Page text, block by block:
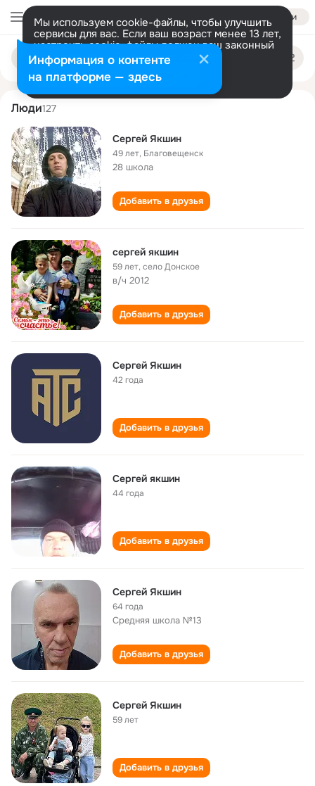
Войти
Мы используем cookie-файлы, чтобы улучшить
сервисы для вас. Если ваш возраст менее 13 лет,
настроить cookie-файлы должен ваш законный
представитель. Больше информации
Разрешить все Настроить
Поиск
людям
sergey yakshin
Люди127
Сергей Якшин
49 лет, Благовещенск
28 школа
Добавить в друзья
сергей якшин
59 лет,село Донское
в/ч 2012
Добавить в друзья
Сергей Якшин
42 года
Добавить в друзья
Сергей якшин
44 года
Добавить в друзья
Сергей Якшин
64 года
Средняя школа №13
Добавить в друзья
Сергей Якшин
59 лет
Добавить в друзья
Информация о контенте
на платформе — здесь